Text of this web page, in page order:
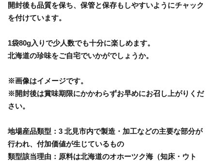
開封後も品質を保ち、保管と保存もしやすいようにチャック
を付けています。
1袋80g入りで少人数でも十分に楽しめます。
北海道の珍味をご自宅でいかがでしょうか。
※画像はイメージです。
※開封後は賞味期限にかかわらずお早めにお召し上がりくだ
さい。
地場産品類型：3 北見市内で製造・加工などの主要な部分が
行われ、付加価値が生じているもの
類型該当理由：原料は北海道のオホーツク海（知床・ウト